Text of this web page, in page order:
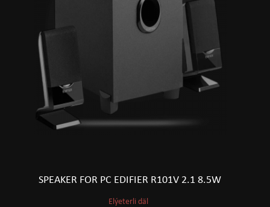
SPEAKER FOR PC EDIFIER R101V 2.1 8.5W
Elýeterli däl